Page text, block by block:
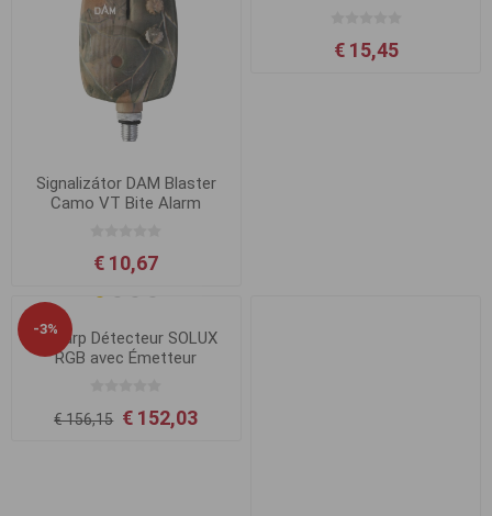
Signalizátor DAM Blaster
Camo VT Bite Alarm
€ 10,67
€ 15,45
-3%
Flacarp Détecteur SOLUX
RGB avec Émetteur
€ 156,15 € 152,03